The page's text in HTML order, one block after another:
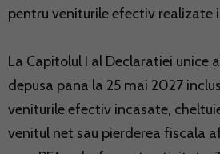
pentru veniturile efectiv realizate
La Capitolul I al Declaratiei unice
depusa pana la 25 mai 2027
veniturile efectiv incasate,
venitul net sau pierderea fiscala